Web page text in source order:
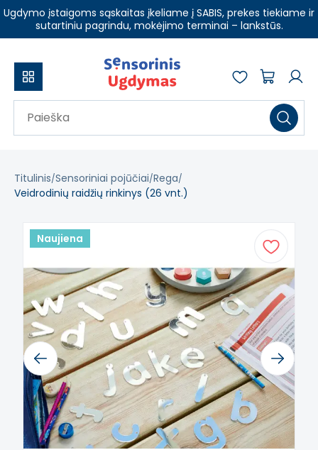
Ugdymo įstaigoms sąskaitas įkeliame į SABIS, prekes tiekiame ir
sutartiniu pagrindu, mokėjimo terminai – lankstūs.
Titulinis Sensoriniai pojūčiai Rega
Veidrodinių raidžių rinkinys (26 vnt.)
Naujiena
Previous Next